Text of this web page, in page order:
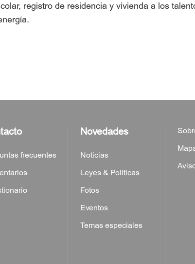
registro de residencia y vivienda a los
frecuentes
Novedades
Noticias
Leyes & Políticas
Fotos
Eventos
Temas especiales